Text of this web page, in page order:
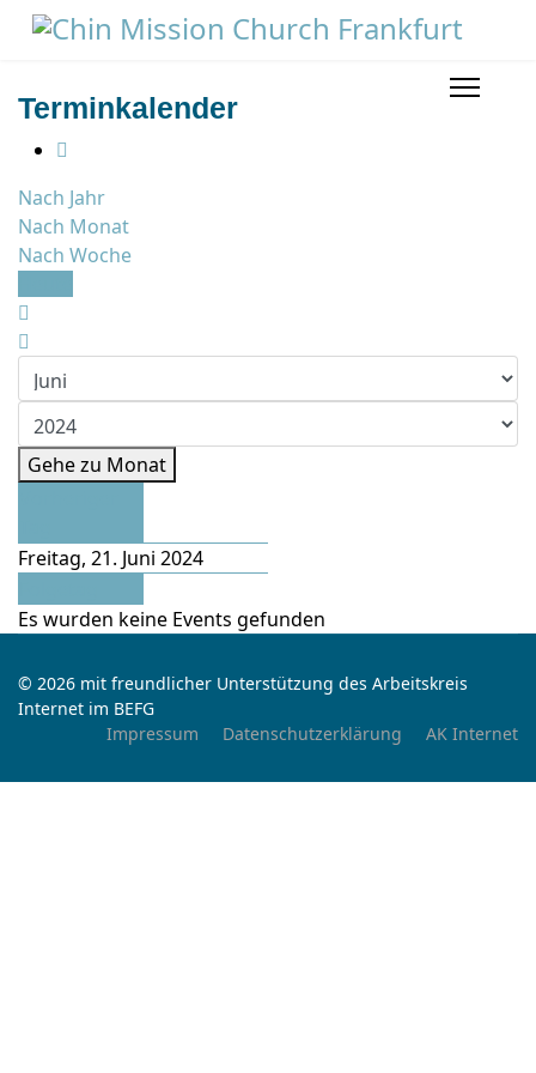
Terminkalender
Nach Jahr
Nach Monat
Nach Woche
Gehe zu Monat
Freitag, 21. Juni 2024
Es wurden keine Events gefunden
© 2026 mit freundlicher Unterstützung des Arbeitskreis
Internet im BEFG
Impressum
Datenschutzerklärung AK Internet